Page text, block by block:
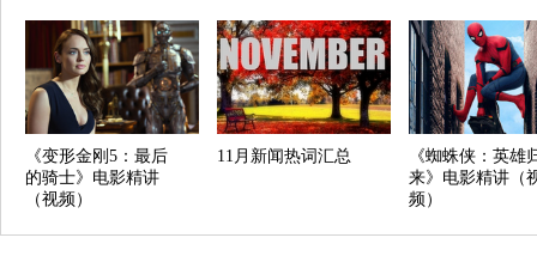
《变形金刚5：最后
的骑士》电影精讲
（视频）
11月新闻热词汇总
《蜘蛛侠：英雄
来》电影精讲（
频）